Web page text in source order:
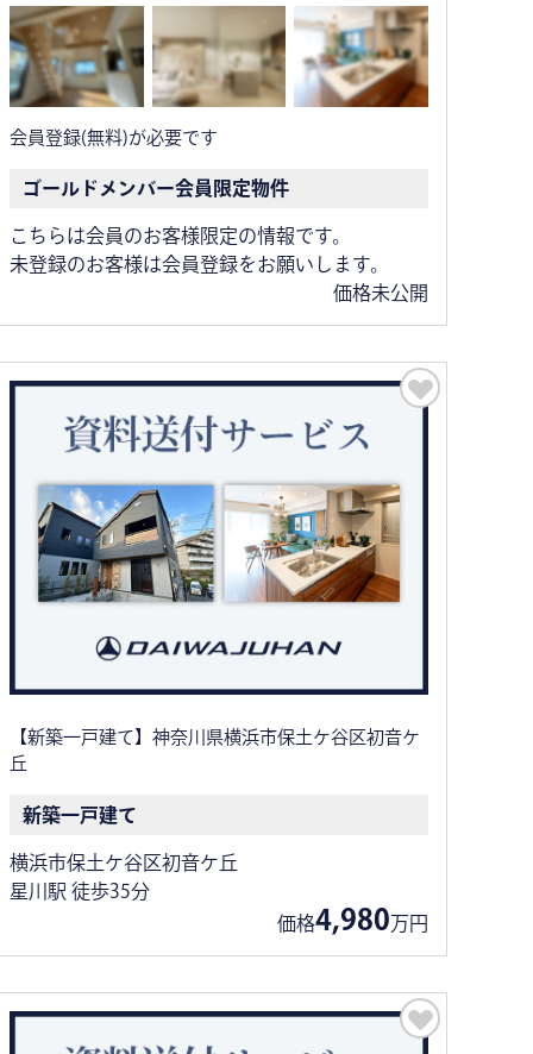
会員登録(無料)が必要です
ゴールドメンバー会員限定物件
こちらは会員のお客様限定の情報です。
未登録のお客様は会員登録をお願いします。
価格未公開
【新築一戸建て】神奈川県横浜市保土ケ谷区初音ケ
丘
新築一戸建て
横浜市保土ケ谷区初音ケ丘
星川駅 徒歩35分
価格4,980 万円